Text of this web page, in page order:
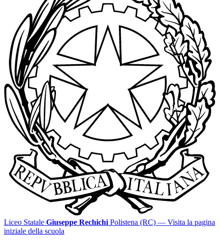
Liceo Statale Giuseppe Rechichi Polistena (RC) — Visita la pagina
iniziale della scuola